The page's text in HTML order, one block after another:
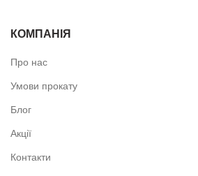
КОМПАНІЯ
Про нас
Умови прокату
Блог
Акції
Контакти